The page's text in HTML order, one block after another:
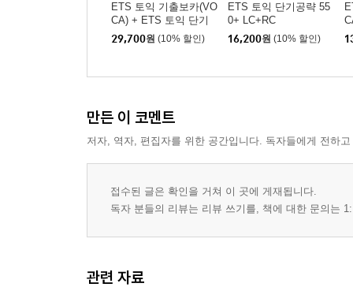
ETS 토익 기출보카(VO
CA) + ETS 토익 단기
공략 550+ LC+RC 세트
29,700원 (10% 할인)
ETS 토익 단기공략 55
0+ LC+RC
16,200원 (10% 할인)
만든 이 코멘트
저자, 역자, 편집자를 위한 공간입니다. 독자들에게 전하
접수된 글은 확인을 거쳐 이 곳에 게재됩니다.
독자 분들의 리뷰는 리뷰 쓰기를, 책에 대한 문의는
관련 자료